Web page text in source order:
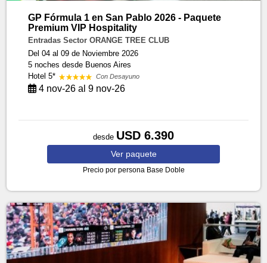
GP Fórmula 1 en San Pablo 2026 - Paquete
Premium VIP Hospitality
Entradas Sector ORANGE TREE CLUB
Del 04 al 09 de Noviembre 2026
5 nochesdesde Buenos Aires
Hotel 5*
Con Desayuno
4 nov-26 al 9 nov-26
desde USD 6.390
Ver paquete
Precio por persona Base Doble